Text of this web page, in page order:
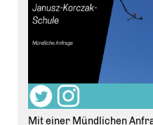
Mit einer Mündlichen